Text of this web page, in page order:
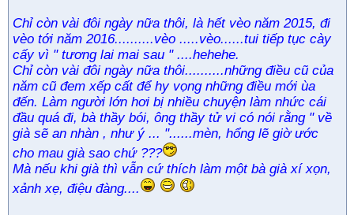
Chỉ còn vài đôi ngày nữa thôi, là hết vèo năm 2015, đi
vèo tới năm 2016..........vèo .....vèo......tui tiếp tục cày
cấy vì " tương lai mai sau " ....hehehe.
Chỉ còn vài đôi ngày nữa thôi..........những điều cũ của
năm cũ đem xếp cất để hy vọng những điều mới ùa
đến. Làm người lớn hơi bị nhiều chuyện làm nhức cái
đầu quá đi, bà thầy bói, ông thầy tử vi có nói rằng " về
già sẽ an nhàn , như ý ... "......mèn, hổng lẽ giờ ước
cho mau già sao chứ ???
Mà nếu khi già thì vẫn cứ thích làm một bà già xí xọn,
xảnh xẹ, điệu đàng....